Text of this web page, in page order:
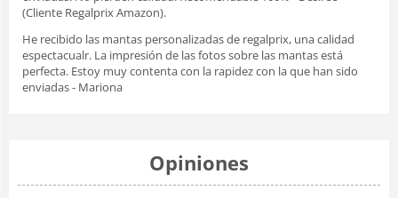
(Cliente Regalprix Amazon).
He recibido las mantas personalizadas de regalprix, una calidad
espectacualr. La impresión de las fotos sobre las mantas está
perfecta. Estoy muy contenta con la rapidez con la que han sido
enviadas - Mariona
Opiniones